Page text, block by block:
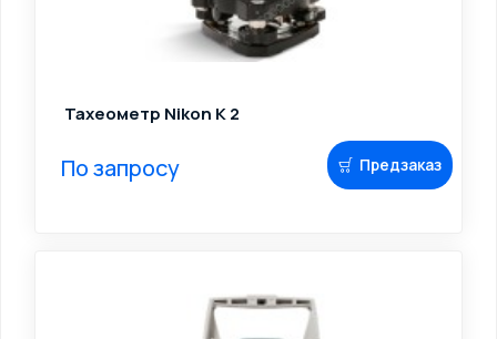
Тахеометр Nikon K 2
По запросу Предзаказ